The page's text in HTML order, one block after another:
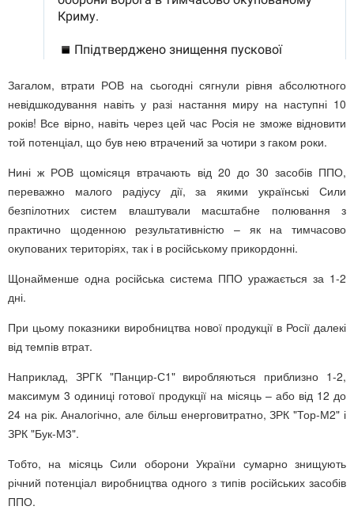
Загалом, втрати РОВ на сьогодні сягнули рівня абсолютного
невідшкодування навіть у разі настання миру на наступні 10
років! Все вірно, навіть через цей час Росія не зможе відновити
той потенціал, що був нею втрачений за чотири з гаком роки.
Нині ж РОВ щомісяця втрачають від 20 до 30 засобів ППО,
переважно малого радіусу дії, за якими українські Сили
безпілотних систем влаштували масштабне полювання з
практично щоденною результативністю – як на тимчасово
окупованих територіях, так і в російському прикордонні.
Щонайменше одна російська система ППО уражається за 1-2
дні.
При цьому показники виробництва нової продукції в Росії далекі
від темпів втрат.
Наприклад, ЗРГК "Панцир-С1" виробляються приблизно 1-2,
максимум 3 одиниці готової продукції на місяць – або від 12 до
24 на рік. Аналогічно, але більш енерговитратно, ЗРК "Тор-М2" і
ЗРК "Бук-М3".
Тобто, на місяць Сили оборони України сумарно знищують
річний потенціал виробництва одного з типів російських засобів
ППО.